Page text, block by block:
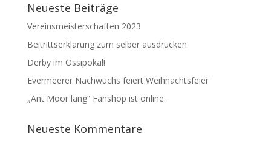
Neueste Beiträge
Vereinsmeisterschaften 2023
Beitrittserklärung zum selber ausdrucken
Derby im Ossipokal!
Evermeerer Nachwuchs feiert Weihnachtsfeier
„Ant Moor lang“ Fanshop ist online.
Neueste Kommentare